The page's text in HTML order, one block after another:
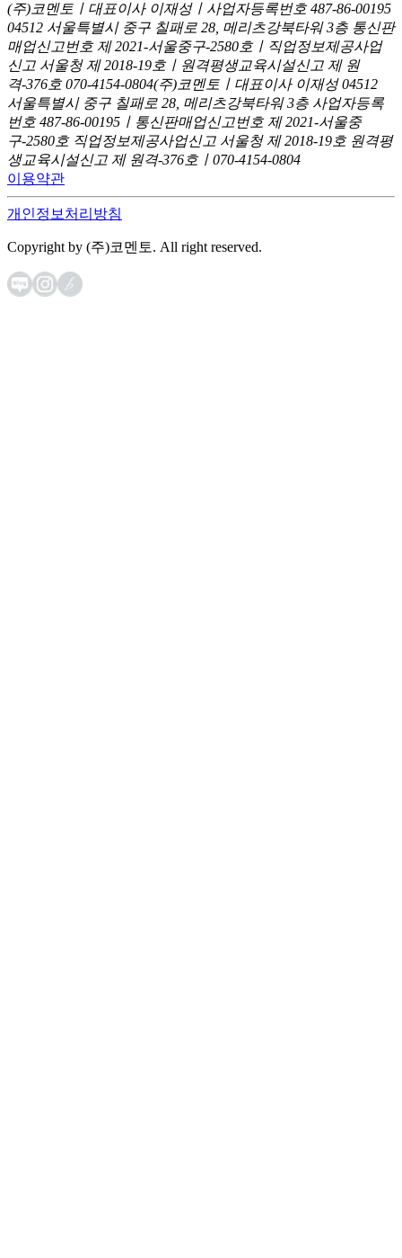
(주)코멘토ㅣ대표이사 이재성ㅣ사업자등록번호 487-86-00195
04512 서울특별시 중구 칠패로 28, 메리츠강북타워 3층 통신판
매업신고번호 제 2021-서울중구-2580호ㅣ직업정보제공사업
신고 서울청 제 2018-19호ㅣ원격평생교육시설신고 제 원
격-376호 070-4154-0804(주)코멘토ㅣ대표이사 이재성 04512
서울특별시 중구 칠패로 28, 메리츠강북타워 3층 사업자등록
번호 487-86-00195ㅣ통신판매업신고번호 제 2021-서울중
구-2580호 직업정보제공사업신고 서울청 제 2018-19호 원격평
생교육시설신고 제 원격-376호ㅣ070-4154-0804
이용약관
개인정보처리방침
Copyright by (주)코멘토. All right reserved.